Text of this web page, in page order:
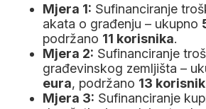
Mjera 1: Sufinanciranje
akata o građenju – ukupno
podržano 11 korisnika.
Mjera 2: Sufinanciranje
građevinskog zemljišta –
eura, podržano 13
Mjera 3: Sufinanciranje